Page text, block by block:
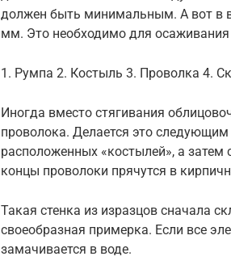
должен быть минимальным. А вот в
мм. Это необходимо для осаживания
1. Румпа 2. Костыль 3. Проволка 4.
Иногда вместо стягивания
проволока. Делается это
расположенных «костылей», а
концы проволоки прячутся в
Такая стенка из изразцов сначала
своеобразная примерка. Если все
замачивается в воде.